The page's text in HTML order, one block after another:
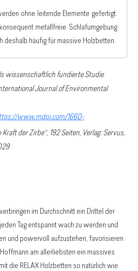
ohne leitende Elemente gefertigt.
metallfreie Schlafumgebung
deshalb häufig für massive Holzbetten.
wissenschaftlich fundierte Studie
Journal of Environmental
www.mdpi.com/1660-
Kraft der Zirbe“, 192 Seiten, Verlag: Servus,
im Durchschnitt ein Drittel der
Tag entspannt wach zu werden und
und powervoll aufzustehen, favorisieren
am allerliebsten ein massives
die RELAX Holzbetten so natürlich wie